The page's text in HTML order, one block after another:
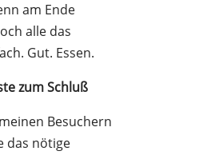
am Ende
alle das
Gut. Essen.
zum Schluß
Besuchern
das nötige